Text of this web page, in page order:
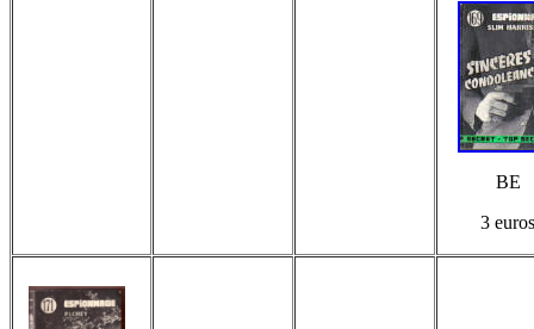
BE
3 euros